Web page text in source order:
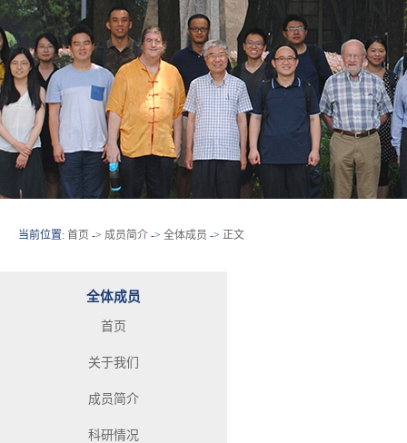
当前位置: 首页 -> 成员简介 -> 全体成员 -> 正文
全体成员
首页
关于我们
成员简介
科研情况